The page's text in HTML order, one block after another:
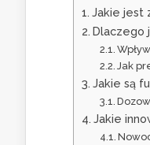
Jakie jest
Dlaczego
Jak
Jakie są
Jakie